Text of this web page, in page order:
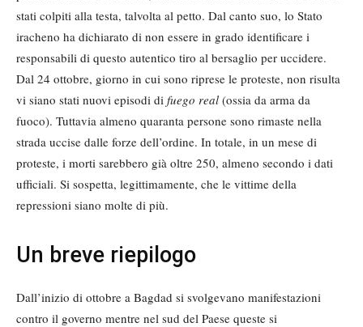
stati colpiti alla testa, talvolta al petto. Dal canto suo, lo Stato
iracheno ha dichiarato di non essere in grado identificare i
responsabili di questo autentico tiro al bersaglio per uccidere.
Dal 24 ottobre, giorno in cui sono riprese le proteste, non risulta
vi siano stati nuovi episodi di fuego real (ossia da arma da
fuoco). Tuttavia almeno quaranta persone sono rimaste nella
strada uccise dalle forze dell’ordine. In totale, in un mese di
proteste, i morti sarebbero già oltre 250, almeno secondo i dati
ufficiali. Si sospetta, legittimamente, che le vittime della
repressioni siano molte di più.
Un breve riepilogo
Dall’inizio di ottobre a Bagdad si svolgevano manifestazioni
contro il governo mentre nel sud del Paese queste si